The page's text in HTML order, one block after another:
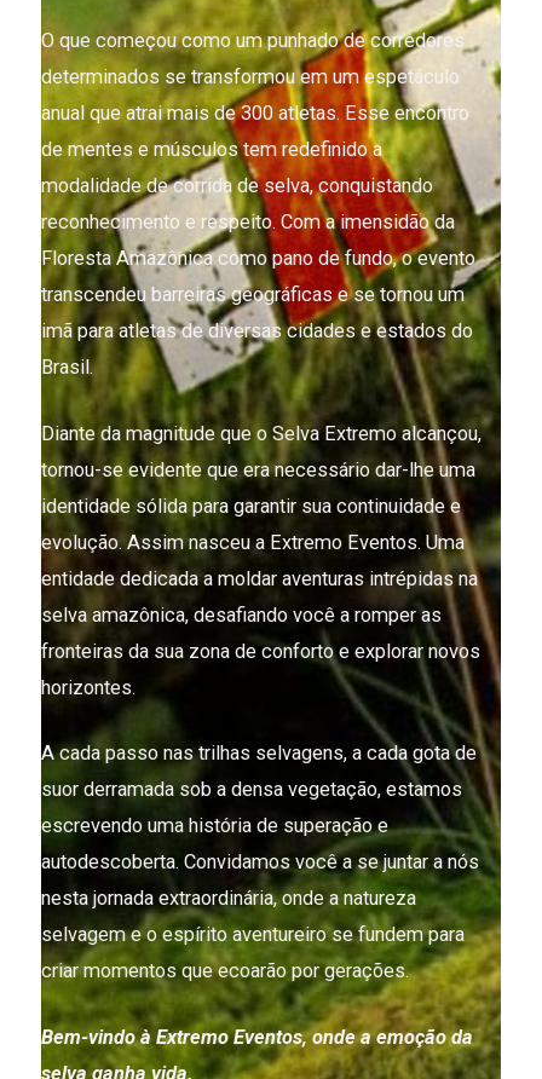
O que começou como um punhado de corredores
determinados se transformou em um espetáculo
anual que atrai mais de 300 atletas. Esse encontro
de mentes e músculos tem redefinido a
modalidade de corrida de selva, conquistando
reconhecimento e respeito. Com a imensidão da
Floresta Amazônica como pano de fundo, o evento
transcendeu barreiras geográficas e se tornou um
imã para atletas de diversas cidades e estados do
Brasil.
Diante da magnitude que o Selva Extremo alcançou,
tornou-se evidente que era necessário dar-lhe uma
identidade sólida para garantir sua continuidade e
evolução. Assim nasceu a Extremo Eventos. Uma
entidade dedicada a moldar aventuras intrépidas na
selva amazônica, desafiando você a romper as
fronteiras da sua zona de conforto e explorar novos
horizontes.
A cada passo nas trilhas selvagens, a cada gota de
suor derramada sob a densa vegetação, estamos
escrevendo uma história de superação e
autodescoberta. Convidamos você a se juntar a nós
nesta jornada extraordinária, onde a natureza
selvagem e o espírito aventureiro se fundem para
criar momentos que ecoarão por gerações.
Bem-vindo à Extremo Eventos, onde a emoção da
selva ganha vida.